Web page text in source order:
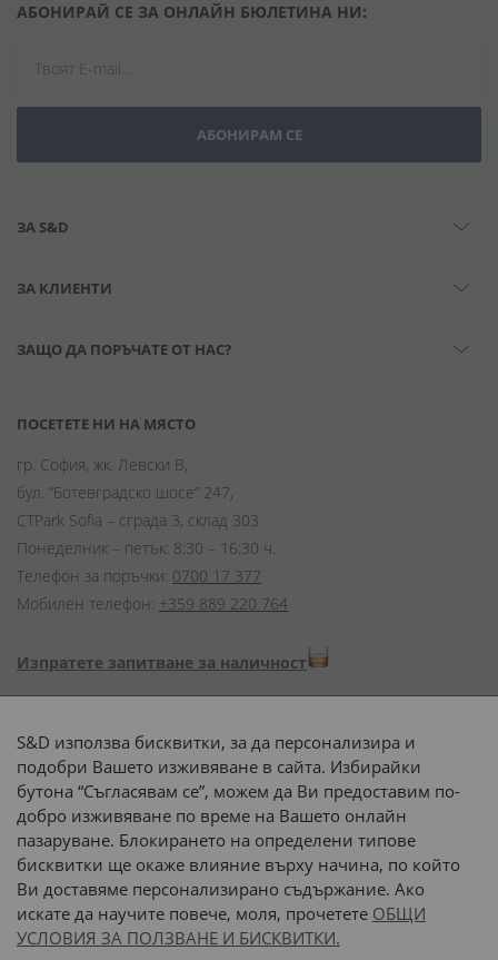
АБОНИРАЙ СЕ ЗА ОНЛАЙН БЮЛЕТИНА НИ:
АБОНИРАМ СЕ
ЗА S&D
ЗА КЛИЕНТИ
ЗАЩО ДА ПОРЪЧАТЕ ОТ НАС?
ПОСЕТЕТЕ НИ НА МЯСТО
гр. София, жк. Левски В,
бул. “Ботевградско шосе” 247,
CTPark Sofia – сграда 3, склад 303
Понеделник – петък: 8:30 – 16:30 ч.
Телефон за поръчки: 0700 17 377
Мобилен телефон: +359 889 220 764
Изпратете запитване за наличност
Начини на плащане:
Доставка до адрес с:
или
наш транспорт
S&D използва бисквитки, за да персонализира и
подобри Вашето изживяване в сайта. Избирайки
бутона “Съгласявам се”, можем да Ви предоставим по-
добро изживяване по време на Вашето онлайн
пазаруване. Блокирането на определени типове
бисквитки ще окаже влияние върху начина, по който
Ви доставяме персонализирано съдържание. Ако
искате да научите повече, моля, прочетете ОБЩИ
УСЛОВИЯ ЗА ПОЛЗВАНЕ И БИСКВИТКИ.